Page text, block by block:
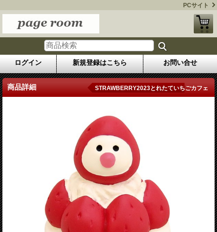
PCサイト
ログイン 新規登録はこちら お問い合せ
商品詳細 STRAWBERRY2023とれたていちごカフェ